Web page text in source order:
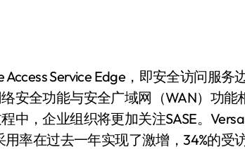
Access Service Edge，即安全访问服
安全功能与安全广域网（WAN）功
中，企业组织将更加关注SASE。
用率在过去一年实现了激增，34%的受